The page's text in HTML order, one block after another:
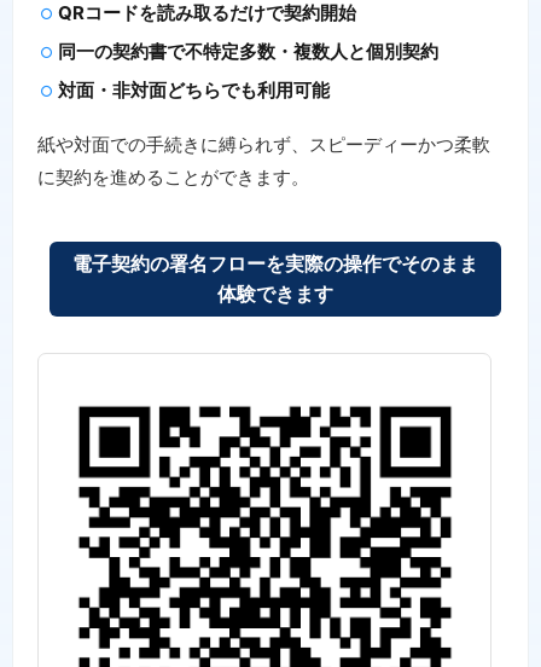
QRコードを読み取るだけで契約開始
同一の契約書で不特定多数・複数人と個別契約
対面・非対面どちらでも利用可能
紙や対面での手続きに縛られず、スピーディーかつ柔軟
に契約を進めることができます。
電子契約の署名フローを実際の操作でそのまま
体験できます